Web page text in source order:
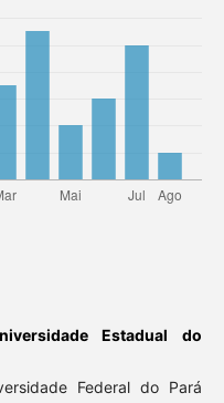
Estadual do
Federal do Pará